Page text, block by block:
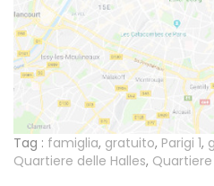
Tag : famiglia, gratuito, Parigi 1,
Quartiere delle Halles,